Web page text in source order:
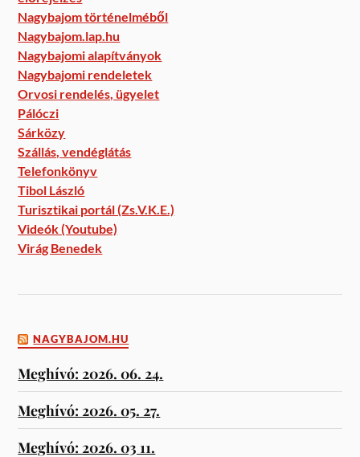
Nagybajom történelméből
Nagybajom.lap.hu
Nagybajomi alapítványok
Nagybajomi rendeletek
Orvosi rendelés, ügyelet
Pálóczi
Sárközy
Szállás, vendéglátás
Telefonkönyv
Tibol László
Turisztikai portál (Zs.V.K.E.)
Videók (Youtube)
Virág Benedek
NAGYBAJOM.HU
Meghívó: 2026. 06. 24.
Meghívó: 2026. 05. 27.
Meghívó: 2026. 03 11.